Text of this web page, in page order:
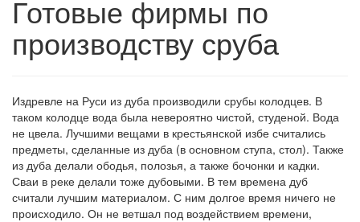
Готовые фирмы по
производству сруба
Издревле на Руси из дуба производили срубы колодцев. В
таком колодце вода была невероятно чистой, студеной. Вода
не цвела. Лучшими вещами в крестьянской избе считались
предметы, сделанные из дуба (в основном ступа, стол). Также
из дуба делали ободья, полозья, а также бочонки и кадки.
Сваи в реке делали тоже дубовыми. В тем времена дуб
считали лучшим материалом. С ним долгое время ничего не
происходило. Он не ветшал под воздействием времени,